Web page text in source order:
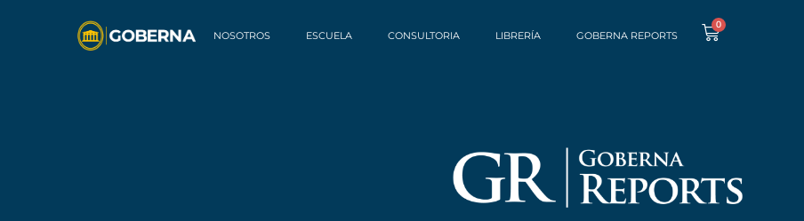
NOSOTROS ESCUELA CONSULTORIA LIBRERÍA GOBERNA REPORTS
0